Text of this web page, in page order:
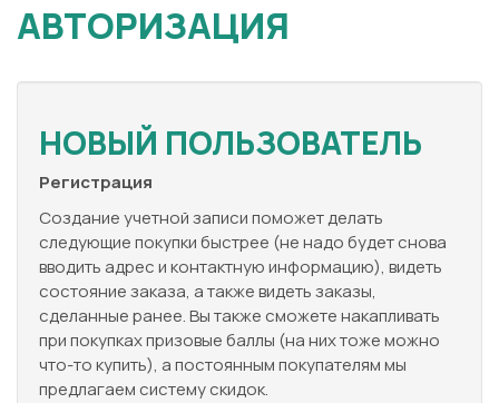
АВТОРИЗАЦИЯ
НОВЫЙ ПОЛЬЗОВАТЕЛЬ
Регистрация
Создание учетной записи поможет делать
следующие покупки быстрее (не надо будет снова
вводить адрес и контактную информацию), видеть
состояние заказа, а также видеть заказы,
сделанные ранее. Вы также сможете накапливать
при покупках призовые баллы (на них тоже можно
что-то купить), а постоянным покупателям мы
предлагаем систему скидок.